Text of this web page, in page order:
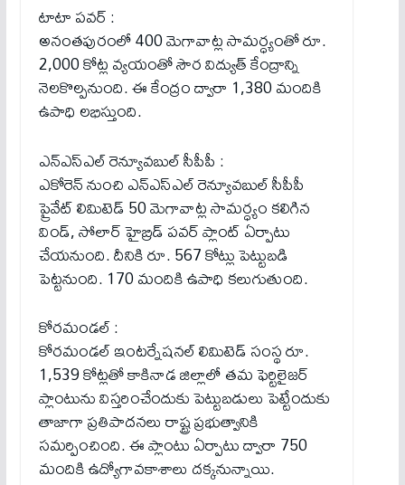
టాటా పవర్ :
అనంతపురంలో 400 మెగావాట్ల సామర్ధ్యంతో రూ.
2,000 కోట్ల వ్యయంతో సౌర విద్యుత్ కేంద్రాన్ని
నెలకొల్పనుంది. ఈ కేంద్రం ద్వారా 1,380 మందికి
ఉపాధి లభిస్తుంది.
ఎన్ఎస్ఎల్ రెన్యూవబుల్ సీపీపీ :
ఎకోరెన్ నుంచి ఎన్ఎస్ఎల్ రెన్యూవబుల్ సీపీపీ
ప్రైవేట్ లిమిటెడ్ 50 మెగావాట్ల సామర్ధ్యం కలిగిన
విండ్, సోలార్ హైబ్రిడ్ పవర్ ప్లాంట్ ఏర్పాటు
చేయనుంది. దీనికి రూ. 567 కోట్లు పెట్టుబడి
పెట్టనుంది. 170 మందికి ఉపాధి కలుగుతుంది.
కోరమండల్ :
కోరమండల్ ఇంటర్నేషనల్ లిమిటెడ్ సంస్థ రూ.
1,539 కోట్లతో కాకినాడ జిల్లాలో తమ ఫెర్టిలైజర్
ప్లాంటును విస్తరించేందుకు పెట్టుబడులు పెట్టేందుకు
తాజాగా ప్రతిపాదనలు రాష్ట్ర ప్రభుత్వానికి
సమర్పించింది. ఈ ప్లాంటు ఏర్పాటు ద్వారా 750
మందికి ఉద్యోగావకాశాలు దక్కనున్నాయి.